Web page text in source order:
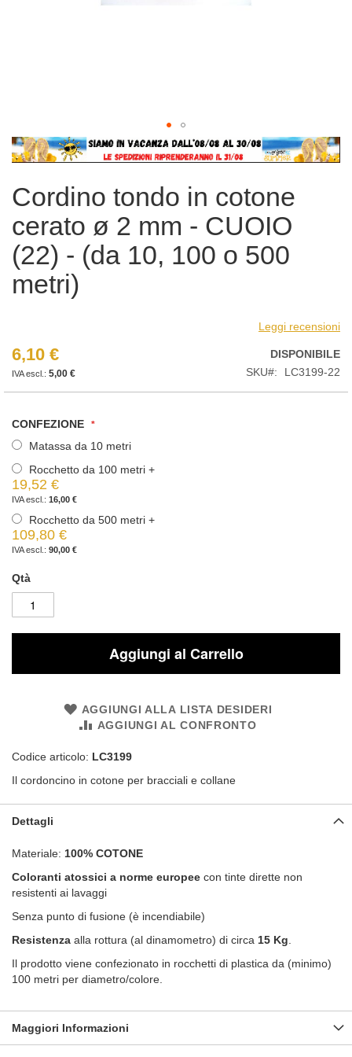
Vai
all'inizio
galleria
di
immagini
Cordino tondo in cotone
cerato ø 2 mm - CUOIO
(22) - (da 10, 100 o 500
metri)
Leggi recensioni
6,10 €
5,00 €
DISPONIBILE
SKU
LC3199-22
CONFEZIONE
Matassa da 10 metri
Rocchetto da 100 metri +
19,52 €
16,00 €
Rocchetto da 500 metri +
109,80 €
90,00 €
Qtà
Aggiungi al Carrello
AGGIUNGI ALLA LISTA DESIDERI
AGGIUNGI AL CONFRONTO
Codice articolo: LC3199
Il cordoncino in cotone per bracciali e collane
Dettagli
Materiale: 100% COTONE
Coloranti atossici a norme europee con tinte dirette non
resistenti ai lavaggi
Senza punto di fusione (è incendiabile)
Resistenza alla rottura (al dinamometro) di circa 15 Kg
Il prodotto viene confezionato in rocchetti di plastica da (minimo)
100 metri per diametro/colore.
Maggiori Informazioni